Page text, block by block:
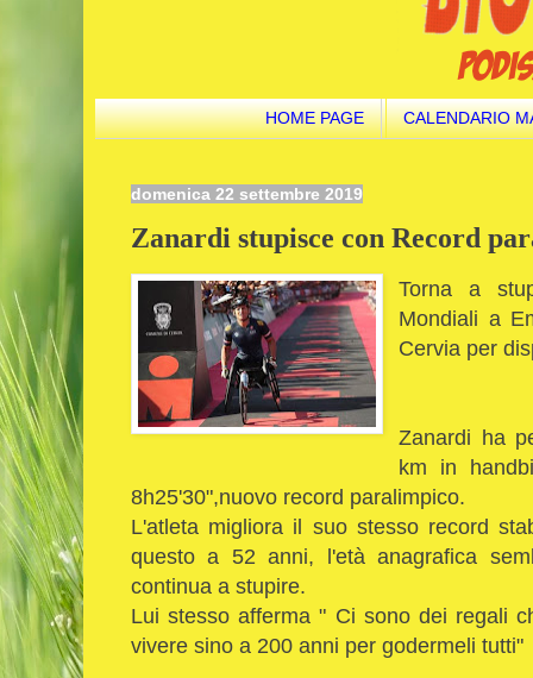
HOME PAGE CALENDARIO
domenica 22 settembre 2019
Zanardi stupisce con Record
Torna a
Mondiali a
Cervia per
Zanardi ha
km in
8h25'30",nuovo record paralimpico.
L'atleta migliora il suo stesso record
questo a 52 anni, l'età anagrafica
continua a stupire.
Lui stesso afferma " Ci sono dei regali
vivere sino a 200 anni per godermeli tutti"